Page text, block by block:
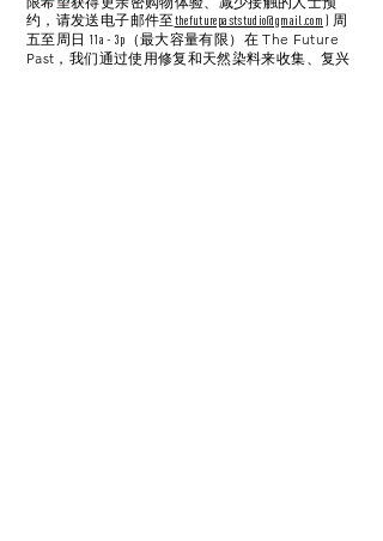
约，请发送电子邮件至thefuturepaststudio@gmail.com ) 周
五至周日 11a - 3p（最大容量有限） 在 The Future
Past，我们通过使用修复和天然染料来收集、复兴